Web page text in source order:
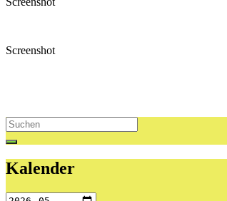
Screenshot
Search
for:
Kalender